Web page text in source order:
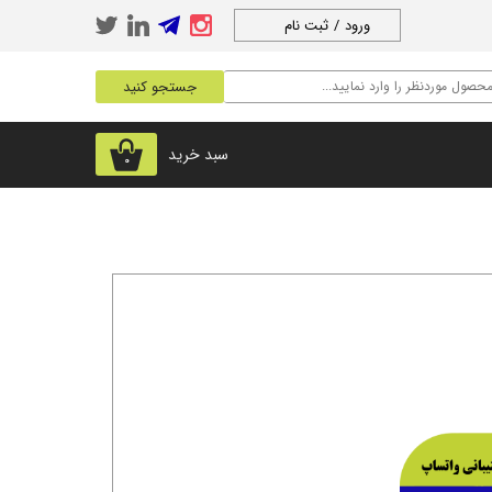
جستجو کنید
ورود / ثبت نام
تغییر گذر واژه
۰ سبد خرید